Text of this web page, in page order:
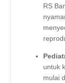
RS
untuk
mulai